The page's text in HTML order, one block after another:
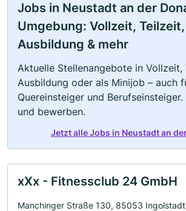
Jobs in Neustadt an der
Umgebung: Vollzeit, Teilzeit,
Ausbildung & mehr
Aktuelle Stellenangebote in Vollzeit,
Ausbildung oder als Minijob – auch
Quereinsteiger und
und bewerben.
Jetzt alle Jobs in Neustadt an
xXx - Fitnessclub 24 GmbH
Manchinger Straße 130, 85053 Ingolstadt